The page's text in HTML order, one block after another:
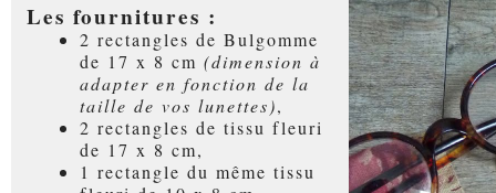
Les fournitures :
2 rectangles de Bulgomme
de 17 x 8 cm (dimension à
adapter en fonction de la
taille de vos lunettes),
2 rectangles de tissu fleuri
de 17 x 8 cm,
1 rectangle du même tissu